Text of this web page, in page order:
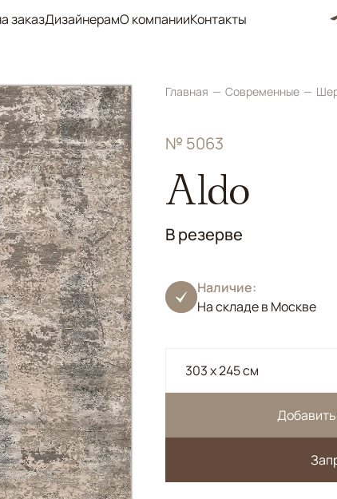
заказДизайнерамО компанииКонтакты
Главная Современные
№ 5063
Aldo
В резерве
Наличие:
На складе в Москве
303 x 245 см